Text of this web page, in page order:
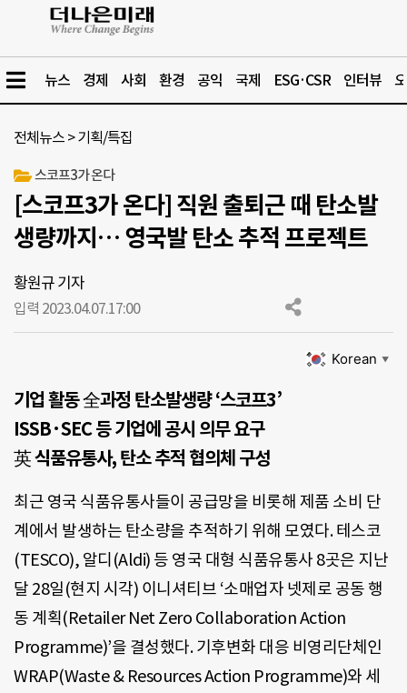
뉴스 경제 사회 환경 공익 국제 ESG·CSR 인터뷰
전체뉴스 >기획/특집
스코프3가 온다
[스코프3가 온다] 직원 출퇴근 때 탄소발
생량까지… 영국발 탄소 추적 프로젝트
황원규 기자
입력 2023.04.07.17:00
Korean ▼
기업 활동 全과정 탄소발생량 ‘스코프3’
ISSB·SEC 등 기업에 공시 의무 요구
英 식품유통사, 탄소 추적 협의체 구성
최근 영국 식품유통사들이 공급망을 비롯해 제품 소비 단
계에서 발생하는 탄소량을 추적하기 위해 모였다. 테스코
(TESCO), 알디(Aldi) 등 영국 대형 식품유통사 8곳은 지난
달 28일(현지 시각) 이니셔티브 ‘소매업자 넷제로 공동 행
동 계획(Retailer Net Zero Collaboration Action
Programme)’을 결성했다. 기후변화 대응 비영리단체인
WRAP(Waste & Resources Action Programme)와 세